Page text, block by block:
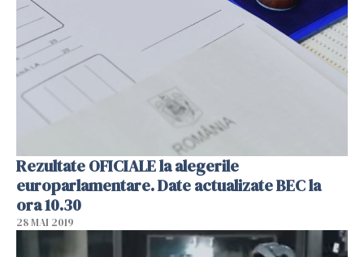
Rezultate OFICIALE la alegerile
europarlamentare. Date actualizate BEC la
ora 10.30
28 MAI 2019